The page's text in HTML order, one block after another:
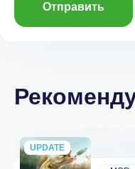
Отправить
UPDATE
NEW